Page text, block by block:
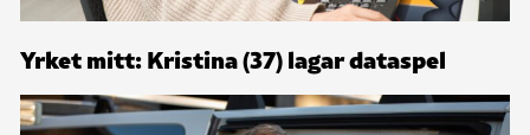
Yrket mitt: Kristina (37) lagar dataspel